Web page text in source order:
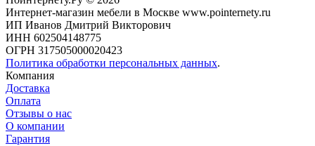
Интернет-магазин мебели в Москве www.pointernety.ru
ИП Иванов Дмитрий Викторович
ИНН 602504148775
ОГРН 317505000020423
Политика обработки персональных данных.
Компания
Доставка
Оплата
Отзывы о нас
О компании
Гарантия